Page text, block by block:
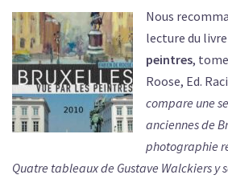
Nous
lecture du livre
peintres,
Roose, Ed.
compare une
anciennes de
photographie
Quatre tableaux de Gustave Walckiers y